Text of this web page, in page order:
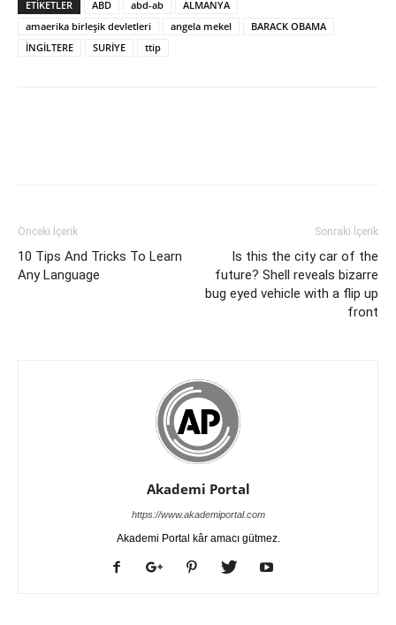
ETİKETLER ABD abd-ab
ALMANYA
amaerika birleşik devletleri
angela mekel
BARACK OBAMA
İNGİLTERE
SURİYE ttip
Önceki İçerik
10 Tips And Tricks To Learn
Any Language
Sonraki İçerik
Is this the city car of the
future? Shell reveals bizarre
bug eyed vehicle with a flip up
front
Akademi Portal
https://www.akademiportal.com
Akademi Portal kâr amacı gütmez.